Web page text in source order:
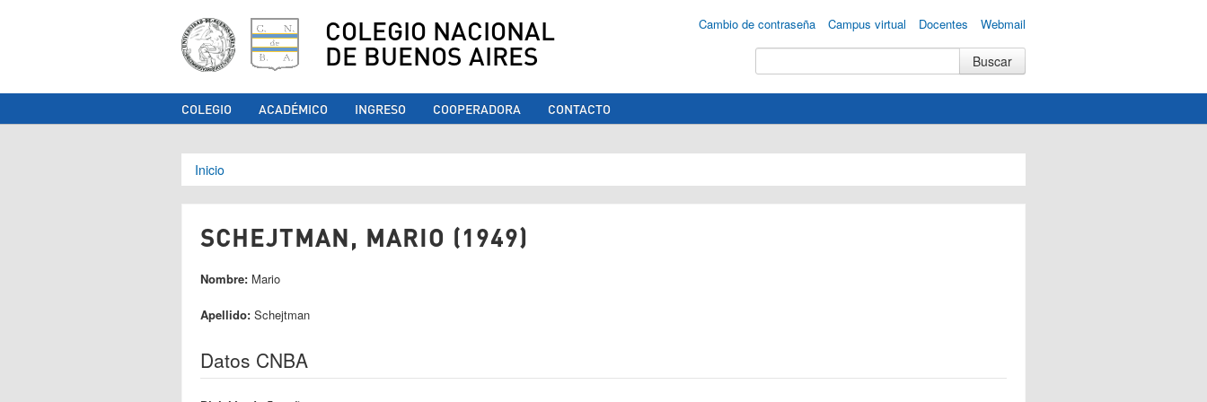
COLEGIO NACIONAL
DE BUENOS AIRES
Cambio de contraseña Campus virtual Docentes Webmail
COLEGIO ACADÉMICO INGRESO COOPERADORA CONTACTO
Se encuentra usted aquí
Inicio
SCHEJTMAN, MARIO (1949)
Nombre: Mario
Apellido: Schejtman
Datos CNBA